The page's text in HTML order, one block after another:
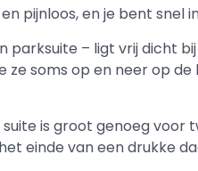
pijnloos, en je bent snel
parksuite – ligt vrij dicht
ze soms op en neer op
suite is groot genoeg
einde van een drukke